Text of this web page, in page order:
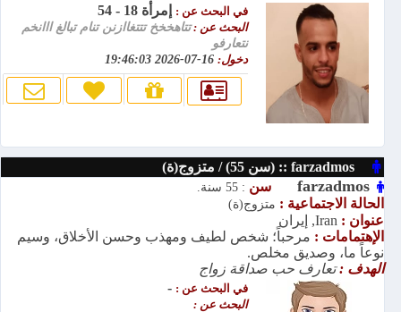
في البحث عن : إمرأة 18 - 54
البحث عن :تتاهخخخ تتتغاازنن تنام تبالغ ااانخم
نتعارفو
دخول:
farzadmos :: (سن 55) / متزوج(ة)
farzadmos سن : 55 سنة.
الحالة الاجتماعية : متزوج(ة)
عنوان : Iran, إيران
الإهتمامات : مرحباً؛ شخص لطيف ومهذب وحسن الأخلاق، وسيم
نوعاً ما، وصديق مخلص.
الهدف :تعارف حب صداقة زواج
في البحث عن : -
البحث عن :